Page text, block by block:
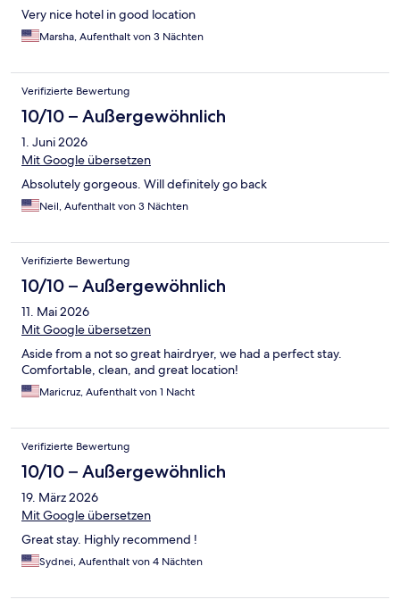
Very nice hotel in good location
Marsha, Aufenthalt von 3 Nächten
Verifizierte Bewertung
10/10 – Außergewöhnlich
1. Juni 2026
Mit Google übersetzen
Absolutely gorgeous. Will definitely go back
Neil, Aufenthalt von 3 Nächten
Verifizierte Bewertung
10/10 – Außergewöhnlich
11. Mai 2026
Mit Google übersetzen
Aside from a not so great hairdryer, we had a perfect stay.
Comfortable, clean, and great location!
Maricruz, Aufenthalt von 1 Nacht
Verifizierte Bewertung
10/10 – Außergewöhnlich
19. März 2026
Mit Google übersetzen
Great stay. Highly recommend !
Sydnei, Aufenthalt von 4 Nächten